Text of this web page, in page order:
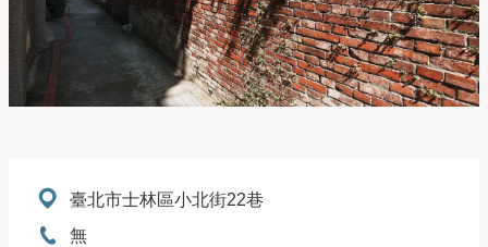
地址：臺北市士林區小北街22巷
電話：
無